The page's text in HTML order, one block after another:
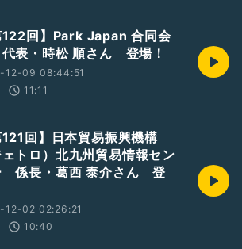
122回】Park Japan 合同会
表・時松 順さん 登場！
12-09 08:44:51
11:11
121回】日本貿易振興機構
ェトロ）北九州貿易情報セン
係長・葛西 泰介さん 登
12-02 02:26:21
10:40